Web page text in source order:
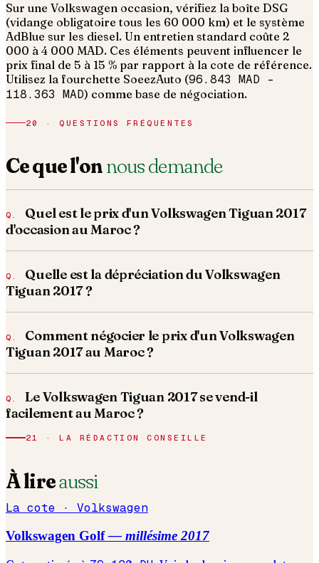
Sur une Volkswagen occasion, vérifiez la boîte DSG
(vidange obligatoire tous les 60 000 km) et le système
AdBlue sur les diesel. Un entretien standard coûte 2
000 à 4 000 MAD. Ces éléments peuvent influencer le
prix final de 5 à 15 % par rapport à la cote de référence.
Utilisez la fourchette SoeezAuto (96.843 MAD –
118.363 MAD) comme base de négociation.
20 · QUESTIONS FRÉQUENTES
Ce que l'onnous demande
Quel est le prix d'un Volkswagen Tiguan 2017
d'occasion au Maroc ?
Quelle est la dépréciation du Volkswagen
Tiguan 2017 ?
Comment négocier le prix d'un Volkswagen
Tiguan 2017 au Maroc ?
Le Volkswagen Tiguan 2017 se vend-il
facilement au Maroc ?
21 · LA RÉDACTION CONSEILLE
À lireaussi
La cote · Volkswagen
Volkswagen Golf — millésime2017